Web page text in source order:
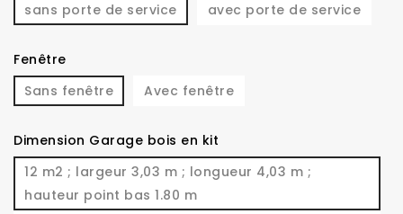
sans porte de service
avec porte de service
Fenêtre
Sans fenêtre
Avec fenêtre
Dimension Garage bois en kit
12 m2 ; largeur 3,03 m ; longueur 4,03 m ;
hauteur point bas 1.80 m